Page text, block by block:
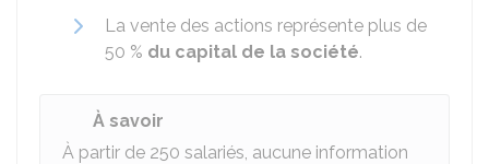
La vente des actions représente plus de
50 % du capital de la société.
À savoir
À partir de 250 salariés, aucune information